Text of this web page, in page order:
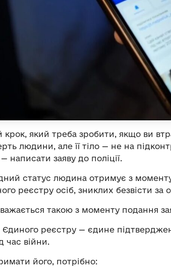
який треба зробити, якщо ви
людини, але її тіло — не на
написати заяву до поліції.
статус людина отримує з
реєстру осіб, зниклих безвісти за
такою з моменту подання
Єдиного реєстру — єдине
час війни.
його, потрібно: